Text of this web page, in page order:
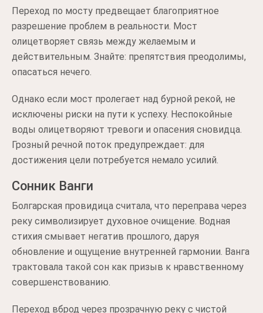
Переход по мосту предвещает благоприятное
разрешение проблем в реальности. Мост
олицетворяет связь между желаемым и
действительным. Знайте: препятствия преодолимы,
опасаться нечего.
Однако если мост пролегает над бурной рекой, не
исключены риски на пути к успеху. Неспокойные
воды олицетворяют тревоги и опасения сновидца.
Грозный речной поток предупреждает: для
достижения цели потребуется немало усилий.
Сонник Ванги
Болгарская провидица считала, что переправа через
реку символизирует духовное очищение. Водная
стихия смывает негатив прошлого, даруя
обновление и ощущение внутренней гармонии. Ванга
трактовала такой сон как призыв к нравственному
совершенствованию.
Переход вброд через прозрачную реку с чистой